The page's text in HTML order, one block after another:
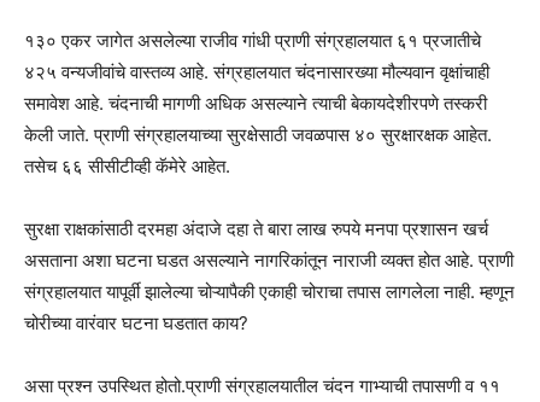
१३० एकर जागेत असलेल्या राजीव गांधी प्राणी संग्रहालयात ६१ प्रजातीचे
४२५ वन्यजीवांचे वास्तव्य आहे. संग्रहालयात चंदनासारख्या मौल्यवान वृक्षांचाही
समावेश आहे. चंदनाची मागणी अधिक असल्याने त्याची बेकायदेशीरपणे तस्करी
केली जाते. प्राणी संग्रहालयाच्या सुरक्षेसाठी जवळपास ४० सुरक्षारक्षक आहेत.
तसेच ६६ सीसीटीव्ही कॅमेरे आहेत.
सुरक्षा राक्षकांसाठी दरमहा अंदाजे दहा ते बारा लाख रुपये मनपा प्रशासन खर्च
असताना अशा घटना घडत असल्याने नागरिकांतून नाराजी व्यक्त होत आहे. प्राणी
संग्रहालयात यापूर्वी झालेल्या चोऱ्यापैकी एकाही चोराचा तपास लागलेला नाही. म्हणून
चोरीच्या वारंवार घटना घडतात काय?
असा प्रश्न उपस्थित होतो.प्राणी संग्रहालयातील चंदन गाभ्याची तपासणी व ११